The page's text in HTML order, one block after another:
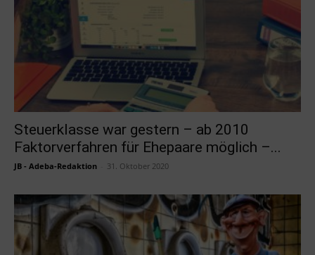
Steuerklasse war gestern – ab 2010
Faktorverfahren für Ehepaare möglich –...
JB - Adeba-Redaktion 31. Oktober 2020